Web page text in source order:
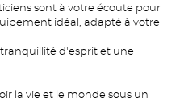
sont à votre écoute pour
idéal, adapté à votre
tranquillité d'esprit et une
la vie et le monde sous un